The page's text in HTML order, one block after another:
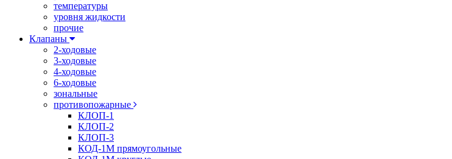
температуры
уровня жидкости
прочие
Клапаны
2-ходовые
3-ходовые
4-ходовые
6-ходовые
зональные
противопожарные
КЛОП-1
КЛОП-2
КЛОП-3
КОД-1М прямоугольные